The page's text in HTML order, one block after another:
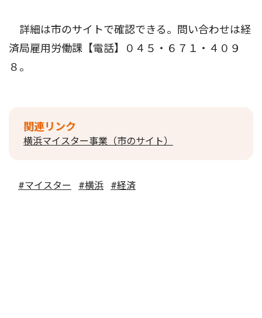
詳細は市のサイトで確認できる。問い合わせは経
済局雇用労働課【電話】０４５・６７１・４０９
８。
関連リンク
横浜マイスター事業（市のサイト）
#マイスター #横浜 #経済